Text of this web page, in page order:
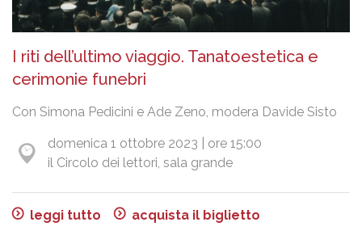
I riti dell’ultimo viaggio. Tanatoestetica e
cerimonie funebri
Con Simona Pedicini e Ade Zeno, modera Davide Sisto
domenica 1 ottobre 2023 | ore 15:00
il Circolo dei lettori, sala grande
leggi tutto acquista il biglietto